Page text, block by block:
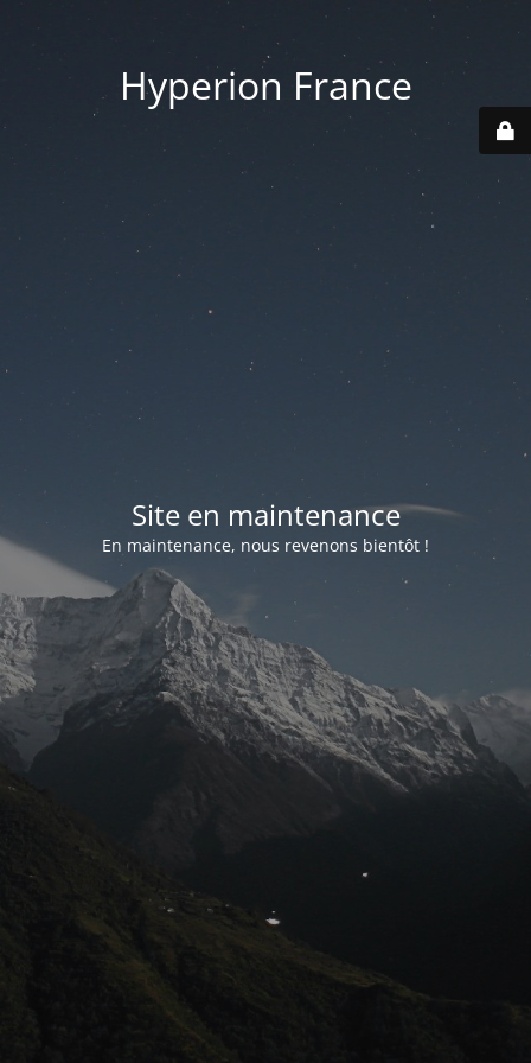
Hyperion France
Site en maintenance
En maintenance, nous revenons bientôt !